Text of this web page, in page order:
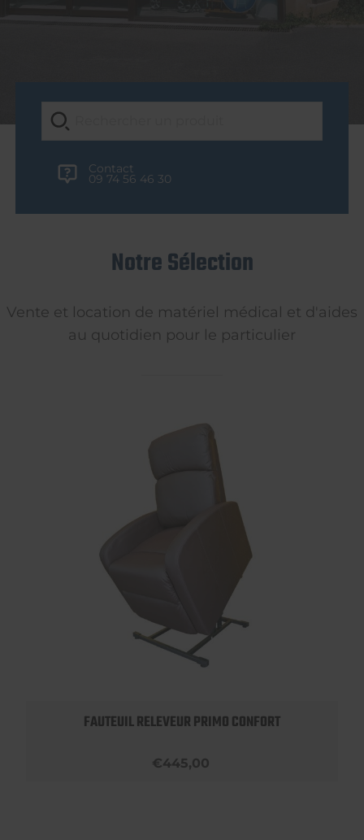
Contact
09 74 56 46 30
Notre Sélection
Vente et location de matériel médical et d'aides
au quotidien pour le particulier
FAUTEUIL RELEVEUR PRIMO CONFORT
€445,00